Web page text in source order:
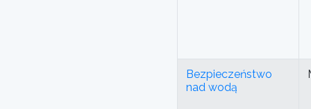
Bezpieczeństwo
nad wodą